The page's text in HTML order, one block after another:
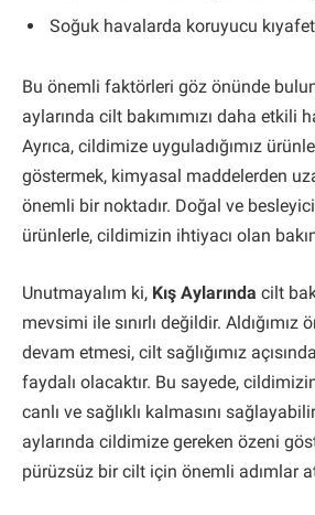
Soğuk havalarda koruyucu
Bu önemli faktörleri göz önünde
aylarında cilt bakımımızı daha etkili
Ayrıca, cildimize uyguladığımız
göstermek, kimyasal maddelerden
önemli bir noktadır. Doğal ve
ürünlerle, cildimizin ihtiyacı olan
Unutmayalım ki, Kış Aylarında cilt
mevsimi ile sınırlı değildir. Aldığımız
devam etmesi, cilt sağlığımız
faydalı olacaktır. Bu sayede,
canlı ve sağlıklı kalmasını
aylarında cildimize gereken özeni
pürüzsüz bir cilt için önemli adımlar